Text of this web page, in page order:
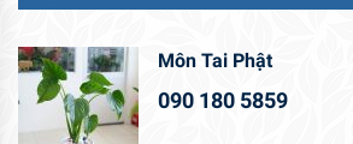
Môn Tai Phật
090 180 5859